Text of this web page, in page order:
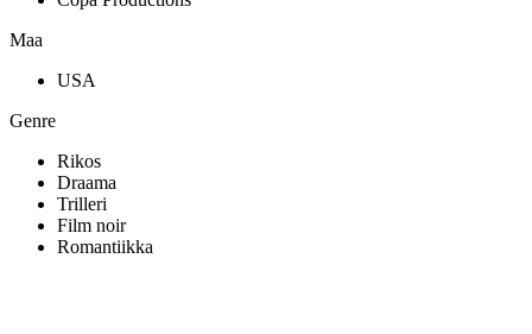
Maa
USA
Genre
Rikos
Draama
Trilleri
Film noir
Romantiikka